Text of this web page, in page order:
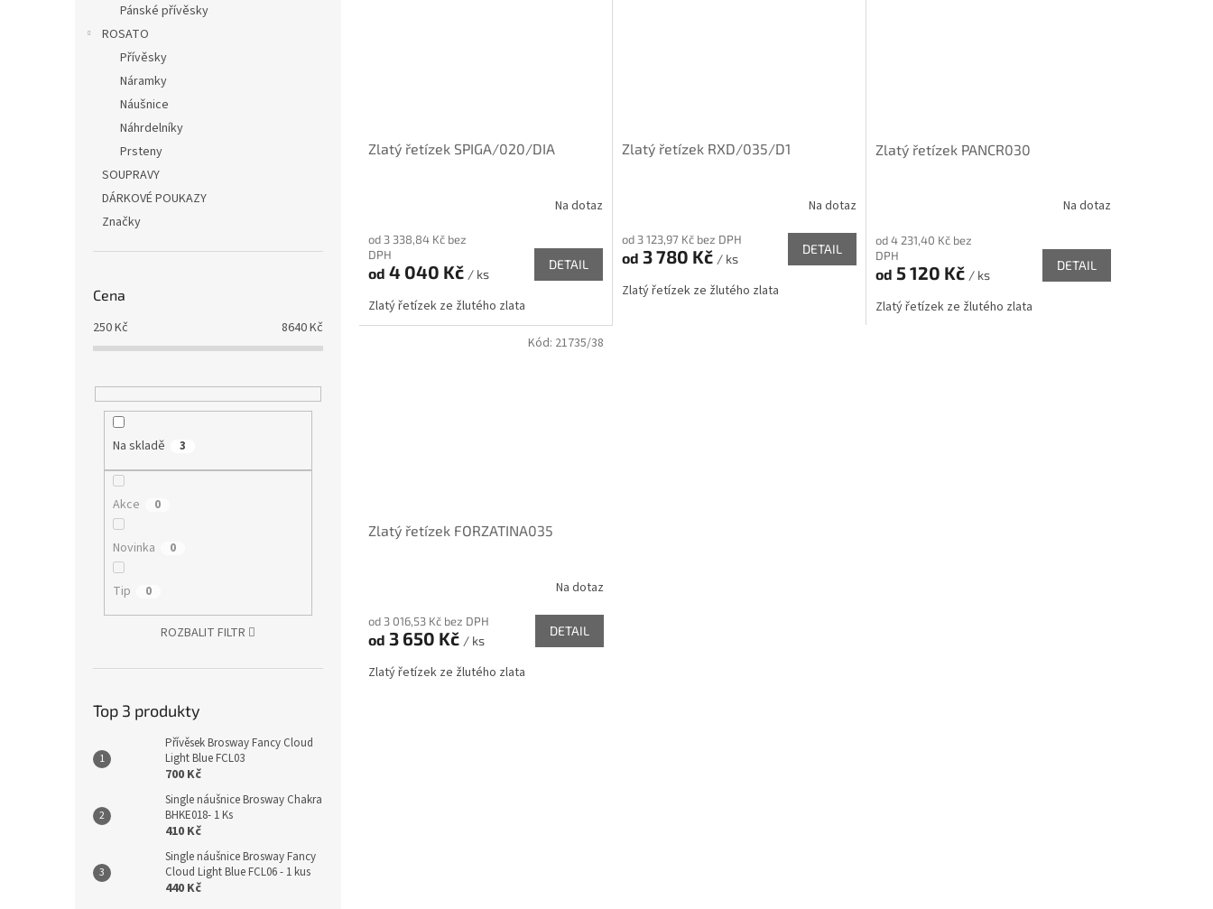
Pánské přívěsky
ROSATO
Přívěsky
Náramky
Náušnice
Náhrdelníky
Prsteny
SOUPRAVY
DÁRKOVÉ POUKAZY
Značky
Cena
250Kč 8640Kč
Na skladě 3
Akce 0
Novinka 0
Tip 0
ROZBALIT FILTR
Top 3 produkty
Přívěsek Brosway Fancy Cloud
Light Blue FCL03
700 Kč
Single náušnice Brosway Chakra
BHKE018- 1 Ks
410 Kč
Single náušnice Brosway Fancy
Cloud Light Blue FCL06 - 1 kus
440 Kč
Zlatý řetízek SPIGA/020/DIA
Na dotaz
od 3 338,84 Kč bez
DPH
od 4 040 Kč / ks
DETAIL
Zlatý řetízek ze žlutého zlata
Zlatý řetízek RXD/035/D1
Na dotaz
od 3 123,97 Kč bez DPH
od 3 780 Kč / ks
DETAIL
Zlatý řetízek ze žlutého zlata
Zlatý řetízek PANCR030
Na dotaz
od 4 231,40 Kč bez
DPH
od 5 120 Kč / ks
DETAIL
Zlatý řetízek ze žlutého zlata
Zlatý řetízek FORZATINA035
Na dotaz
od 3 016,53 Kč bez DPH
od 3 650 Kč / ks
DETAIL
Zlatý řetízek ze žlutého zlata
Kód: 21735/38